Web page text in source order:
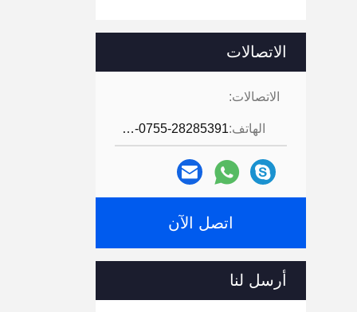
الاتصالات
الاتصالات:
الهاتف: 86-0755-28285391
اتصل الآن
أرسل لنا